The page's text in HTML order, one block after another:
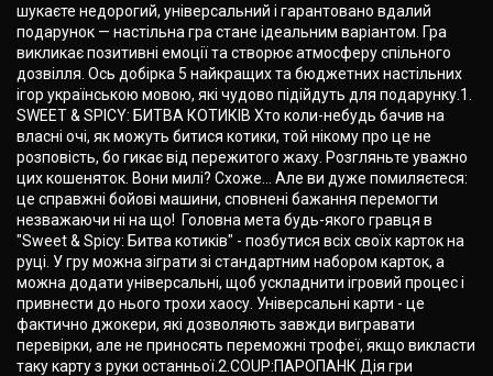
шукаєте недорогий, універсальний і гарантовано вдалий
подарунок — настільна гра стане ідеальним варіантом. Гра
викликає позитивні емоції та створює атмосферу спільного
дозвілля. Ось добірка 5 найкращих та бюджетних настільних
ігор українською мовою, які чудово підійдуть для подарунку.1.
SWEET & SPICY: БИТВА КОТИКІВ Хто коли-небудь бачив на
власні очі, як можуть битися котики, той нікому про це не
розповість, бо гикає від пережитого жаху. Розгляньте уважно
цих кошеняток. Вони милі? Схоже... Але ви дуже помиляєтеся:
це справжні бойові машини, сповнені бажання перемогти
незважаючи ні на що! Головна мета будь-якого гравця в
"Sweet & Spicy: Битва котиків" - позбутися всіх своїх карток на
руці. У гру можна зіграти зі стандартним набором карток, а
можна додати універсальні, щоб ускладнити ігровий процес і
привнести до нього трохи хаосу. Універсальні карти - це
фактично джокери, які дозволяють завжди вигравати
перевірки, але не приносять переможні трофеї, якщо викласти
таку карту з руки останньої.2.COUP:ПАРОПАНК Дія гри